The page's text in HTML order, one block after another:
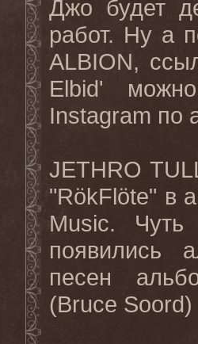
Джо будет
работ. Ну а
ALBION,
Elbid'
Instagram по
JETHRO
"RökFlöte" в
Music. Чуть
появились
песен
(Bruce